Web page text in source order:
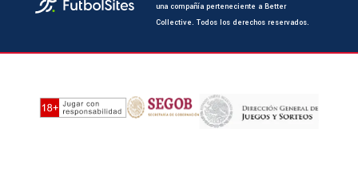
una compañía perteneciente a Better
Collective. Todos los derechos reservados.